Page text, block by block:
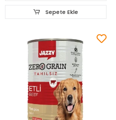
Sepete Ekle